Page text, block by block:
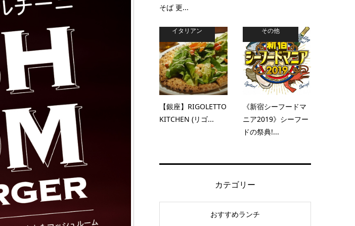
そば 更...
イタリアン
【銀座】RIGOLETTO
KITCHEN (リゴ...
その他
《新宿シーフードマ
ニア2019》シーフー
ドの祭典!...
カテゴリー
おすすめランチ